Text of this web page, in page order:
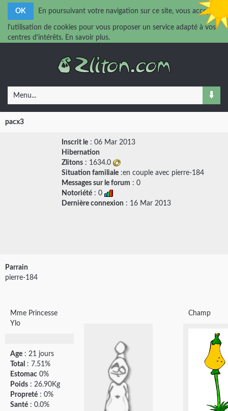
OK En poursuivant votre navigation sur ce site, vous acceptez
l'utilisation de cookies pour vous proposer un service adapté à vos
centres d'intérêts. En savoir plus.
Menu...
pacx3
Inscrit le : 06 Mar 2013
Hibernation
Zlitons : 1634.0
Situation familiale :en couple avec pierre-184
Messages sur le forum : 0
Notoriété : 0
Dernière connexion : 16 Mar 2013
Parrain
pierre-184
Mme Princesse
Ylo
Age : 21 jours
Total : 7.51%
Estomac 0%
Poids : 26.90Kg
Propreté : 0%
Santé : 0.0%
Champ